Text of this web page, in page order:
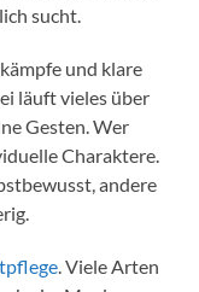
sucht.
und klare
läuft vieles über
Gesten. Wer
Charaktere.
andere
. Viele Arten